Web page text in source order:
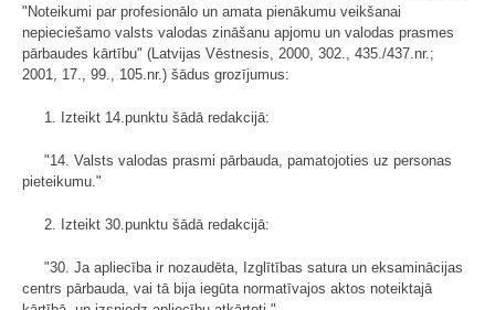
"Noteikumi par profesionālo un amata pienākumu veikšanai
nepieciešamo valsts valodas zināšanu apjomu un valodas prasmes
pārbaudes kārtību" (Latvijas Vēstnesis, 2000, 302., 435./437.nr.;
2001, 17., 99., 105.nr.) šādus grozījumus:
1. Izteikt 14.punktu šādā redakcijā:
"14. Valsts valodas prasmi pārbauda, pamatojoties uz personas
pieteikumu."
2. Izteikt 30.punktu šādā redakcijā:
"30. Ja apliecība ir nozaudēta, Izglītības satura un eksaminācijas
centrs pārbauda, vai tā bija iegūta normatīvajos aktos noteiktajā